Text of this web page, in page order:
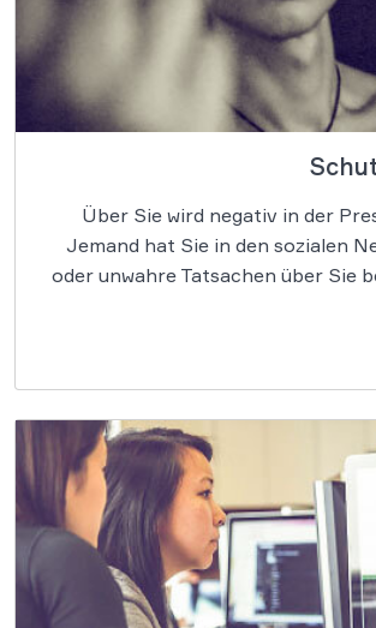
Über Sie wird negativ in der
Jemand hat Sie in den sozialen
oder unwahre Tatsachen über Sie